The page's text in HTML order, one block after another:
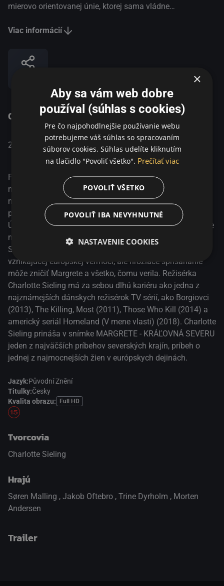
mierovo orientovanej únie, ktorej sama vládne
Únia je však obkľúčená nepriateľmi, a tak Margrete plánuje
Spojenectvo s Anglickom by únii zaručilo status
vznikajúcej európskej veľmoci, ale hroziace sprisahanie
môže zničiť Margrete a všetko, čomu verila. Režisérka
Charlotte Sieling má za sebou dlhú kariéru ako jedna z
najznámejších dánskych režisérok TV sérií, ako Borgiovci
(2013), The Killing, Most (2011), Those Who Kill (2014) a
americký seriál Homeland (V mene vlasti) (2018). Charlotte
Sieling prináša v snímke MARGRETE - KRÁĽOVNÁ SEVERU
jeden z najväčších príbehov severských krajín, príbeh o
jednej z najmocnejších žien v európskych dejinách.
Viac informácií
O programe
2021
Česko / Iceland / Polsko /
Sweden / Nórsko / Dánsko
Životopisný /
Dráma /
Historický
Píše sa rok 1402. Margrete sa podarilo to, čo žiadnemu
mužovi pred ňou. Spojila Dánsko, Nórsko a Švédsko do
mierovo orientovanej únie, ktorej sama vládne
prostredníctvom svojho mladého adoptívneho syna Erika.
Únia je však obkľúčená nepriateľmi, a tak Margrete plánuje
manželstvo medzi Erikom a anglickou princeznou.
Spojenectvo s Anglickom by únii zaručilo status
vznikajúcej európskej veľmoci, ale hroziace sprisahanie
môže zničiť Margrete a všetko, čomu verila. Režisérka
Charlotte Sieling má za sebou dlhú kariéru ako jedna z
najznámejších dánskych režisérok TV sérií, ako Borgiovci
(2013), The Killing, Most (2011), Those Who Kill (2014) a
americký seriál Homeland (V mene vlasti) (2018). Charlotte
Sieling prináša v snímke MARGRETE - KRÁĽOVNÁ SEVERU
jeden z najväčších príbehov severských krajín, príbeh o
jednej z najmocnejších žien v európskych dejinách.
Jazyk:Původní Znění
Titulky:Česky
Kvalita obrazu:
Full HD
Tvorcovia
Charlotte Sieling
Hrajú
Søren Malling , Jakob Oftebro , Trine Dyrholm , Morten
Andersen
Trailer
×
Aby sa vám web dobre
používal (súhlas s cookies)
Pre čo najpohodlnejšie používanie webu
potrebujeme váš súhlas so spracovaním
súborov cookies. Súhlas udelíte kliknutím
na tlačidlo "Povoliť všetko". Prečítať viac
POVOLIŤ VŠETKO
POVOLIŤ IBA NEVYHNUTNÉ
NASTAVENIE COOKIES